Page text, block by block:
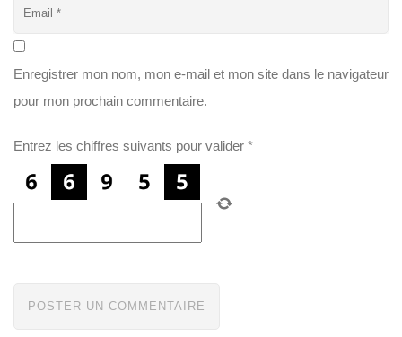
Enregistrer mon nom, mon e-mail et mon site dans le navigateur
pour mon prochain commentaire.
Entrez les chiffres suivants pour valider *